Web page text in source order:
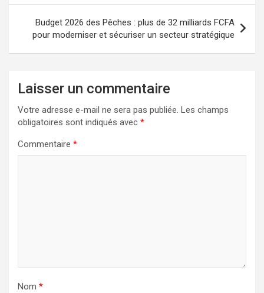
Budget 2026 des Pêches : plus de 32 milliards FCFA
pour moderniser et sécuriser un secteur stratégique
Laisser un commentaire
Votre adresse e-mail ne sera pas publiée. Les champs
obligatoires sont indiqués avec *
Commentaire *
Nom *